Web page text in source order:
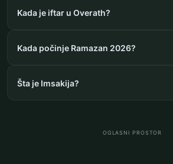
Kada je iftar u Overath?
Kada počinje Ramazan 2026?
Šta je Imsakija?
OGLASNI PROSTOR